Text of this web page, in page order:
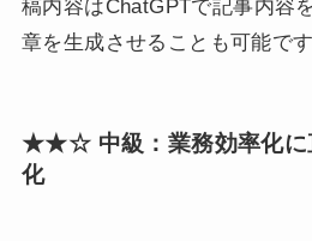
稿内容はChatGPTで記事内容
章を生成させることも可能です
★★☆ 中級：業務効率化に
化